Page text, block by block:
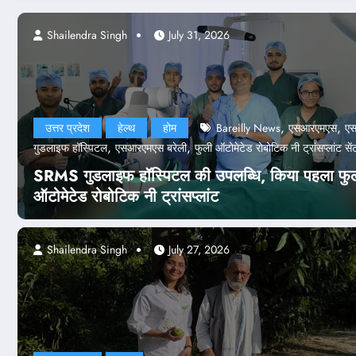
उत्तर प्रदेश हेल्थ होम Bareilly News,एसआरएमएस,
गुडलाइफ हॉस्पिटल,एसआरएमएस बरेली,फुली ऑटोमेटेड रोबोटिक नी ट्रांसप्लांट
SRMS गुडलाइफ हॉस्पिटल की उपलब्धि, किया पहला
ऑटोमेटेड रोबोटिक नी ट्रांसप्लांट
Shailendra Singh July 31, 2026
Shailendra Singh July 27, 2026
देश-दुनिया होम पेपर लीक केस
केस: NTA के 47 अफसर बर्खास्त,
July 24, 2026